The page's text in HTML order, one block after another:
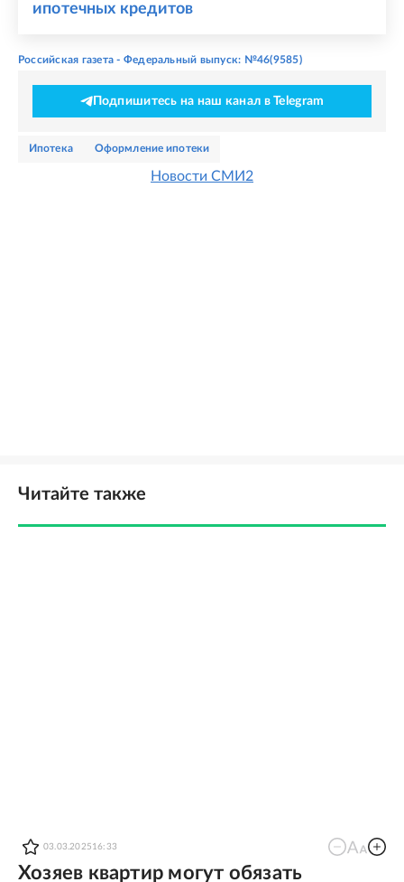
ипотечных кредитов
Российская газета - Федеральный выпуск: №46(9585)
Подпишитесь на наш канал в Telegram
ипотека оформление ипотеки
Новости СМИ2
Читайте также
03.03.2025 16:33
Хозяев квартир могут обязать